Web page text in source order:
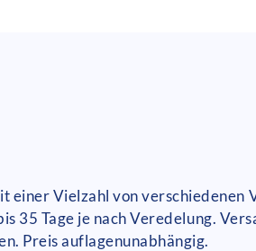
einer Vielzahl von
35 Tage je nach Veredelung.
Preis auflagenunabhängig.